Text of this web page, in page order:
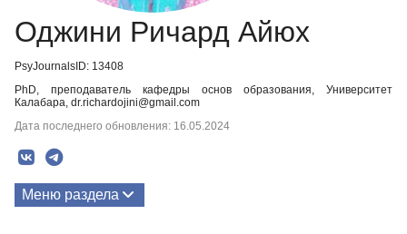
Оджини Ричард Айюх
PsyJournalsID: 13408
PhD, преподаватель кафедры основ образования, Университет
Калабара, dr.richardojini@gmail.com
Дата последнего обновления: 16.05.2024
Меню раздела